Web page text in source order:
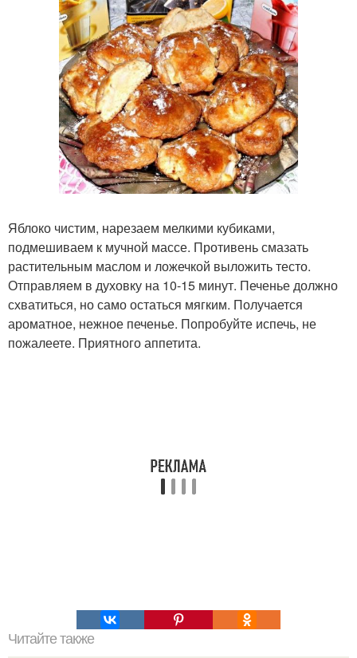
Яблоко чистим, нарезаем мелкими кубиками,
подмешиваем к мучной массе. Противень смазать
растительным маслом и ложечкой выложить тесто.
Отправляем в духовку на 10-15 минут. Печенье должно
схватиться, но само остаться мягким. Получается
ароматное, нежное печенье. Попробуйте испечь, не
пожалеете. Приятного аппетита.
Читайте также